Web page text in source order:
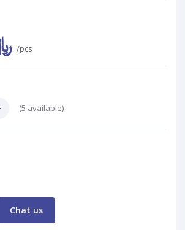
/pcs
(5 available)
Chat us